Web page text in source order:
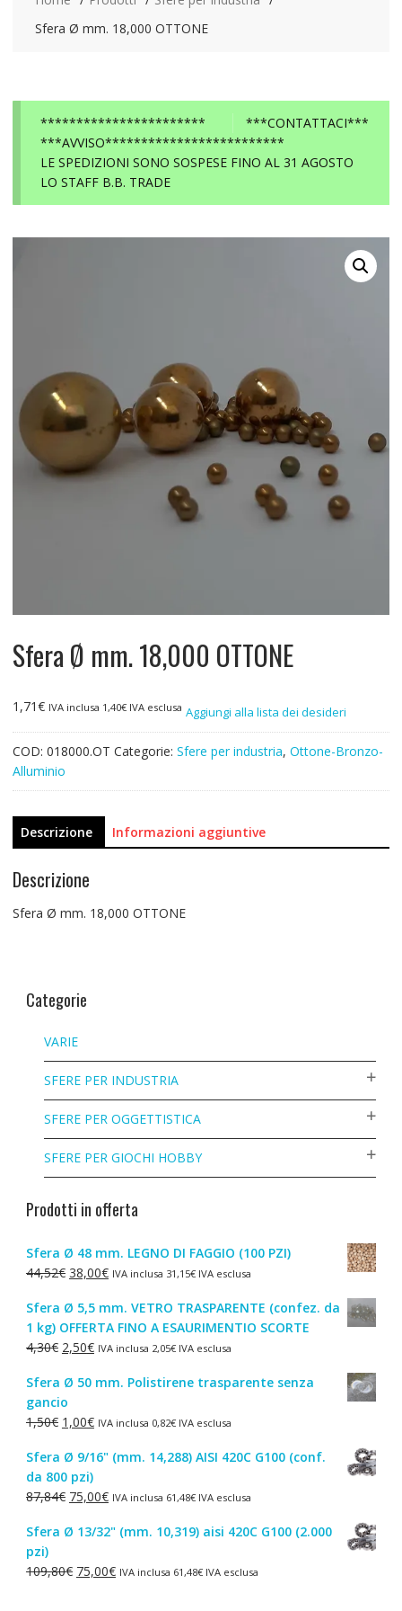
Sfera Ø mm. 18,000 OTTONE
***CONTATTACI***
***********************
***AVVISO*************************
LE SPEDIZIONI SONO SOSPESE FINO AL 31 AGOSTO
LO STAFF B.B. TRADE
Sfera Ø mm. 18,000 OTTONE
1,71€ IVA inclusa 1,40€IVA esclusa Aggiungi alla lista dei desideri
COD: 018000.OT Categorie: Sfere per industria, Ottone-Bronzo-
Alluminio
Descrizione Informazioni aggiuntive
Descrizione
Sfera Ø mm. 18,000 OTTONE
Categorie
VARIE
SFERE PER INDUSTRIA
SFERE PER OGGETTISTICA
SFERE PER GIOCHI HOBBY
Prodotti in offerta
Sfera Ø 48 mm. LEGNO DI FAGGIO (100 PZI)
44,52€ Il
originale
era:
44,52€.
38,00€Il
attuale
è:
38,00€.
IVA inclusa 31,15€IVA esclusa
Sfera Ø 5,5 mm. VETRO TRASPARENTE (confez. da
1 kg) OFFERTA FINO A ESAURIMENTIO SCORTE
4,30€ Il
originale
era:
4,30€.
2,50€Il
attuale
2,50€.
IVA inclusa 2,05€IVA esclusa
Sfera Ø 50 mm. Polistirene trasparente senza
gancio
1,50€ Il
originale
era:
1,50€.
1,00€Il
attuale
è:
1,00€.
IVA inclusa 0,82€IVA esclusa
Sfera Ø 9/16" (mm. 14,288) AISI 420C G100 (conf.
da 800 pzi)
87,84€ Il
originale
87,84€.
75,00€Il
attuale
75,00€.
IVA inclusa 61,48€IVA esclusa
Sfera Ø 13/32" (mm. 10,319) aisi 420C G100 (2.000
pzi)
109,80€ Il
75,00€IlIVA inclusa 61,48€IVA esclusa